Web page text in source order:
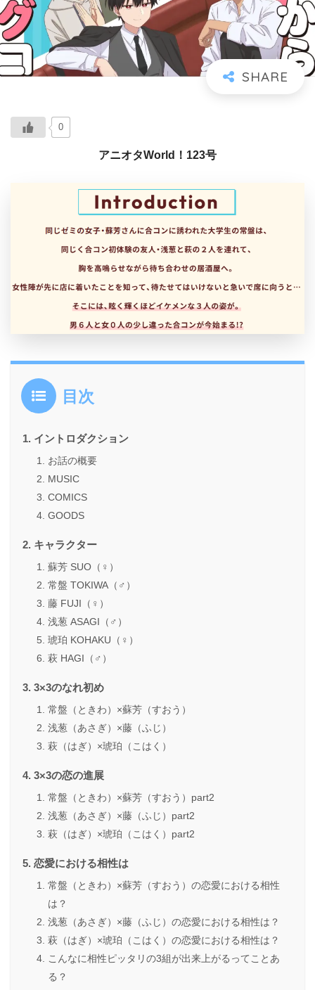
0
アニオタWorld！123号
目次
イントロダクション
お話の概要
MUSIC
COMICS
GOODS
キャラクター
蘇芳 SUO（♀）
常盤 TOKIWA（♂）
藤 FUJI（♀）
浅葱 ASAGI（♂）
琥珀 KOHAKU（♀）
萩 HAGI（♂）
3×3のなれ初め
常盤（ときわ）×蘇芳（すおう）
浅葱（あさぎ）×藤（ふじ）
萩（はぎ）×琥珀（こはく）
3×3の恋の進展
常盤（ときわ）×蘇芳（すおう）part2
浅葱（あさぎ）×藤（ふじ）part2
萩（はぎ）×琥珀（こはく）part2
恋愛における相性は
常盤（ときわ）×蘇芳（すおう）の恋愛における相性
は？
浅葱（あさぎ）×藤（ふじ）の恋愛における相性は？
萩（はぎ）×琥珀（こはく）の恋愛における相性は？
こんなに相性ピッタリの3組が出来上がるってことあ
る？